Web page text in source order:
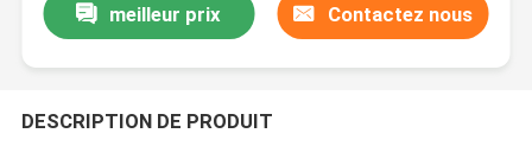
meilleur prix Contactez nous
DESCRIPTION DE PRODUIT